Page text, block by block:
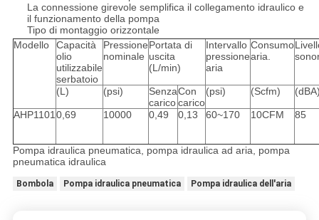
La connessione girevole semplifica il collegamento idraulico e
il funzionamento della pompa
Tipo di montaggio orizzontale
Modello
Capacità
olio
utilizzabile
serbatoio
Pressione
nominale
Portata di
uscita
(L/min)
Intervallo
pressione
aria
Consumo
aria.
(L) (psi)
Senza
carico
Con
carico
(psi) (Scfm)
AHP1101 0,69 10000 0,49 0,13 60~170 10CFM 85
Pompa idraulica pneumatica, pompa idraulica ad aria, pompa
pneumatica idraulica
Bombola Pompa idraulica pneumatica Pompa idraulica dell'aria